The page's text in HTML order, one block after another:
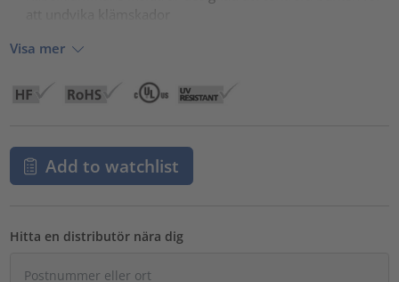
Visa mer
Add to watchlist
Hitta en distributör nära dig